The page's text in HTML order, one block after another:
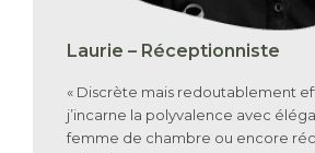
Laurie – Réceptionniste
« Discrète mais redoutablement
j’incarne la polyvalence avec
femme de chambre ou encore